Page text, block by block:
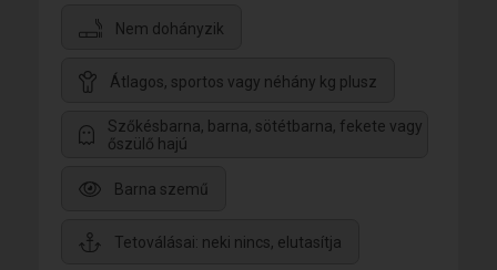
Nem dohányzik
Átlagos, sportos vagy néhány kg plusz
Szőkésbarna, barna, sötétbarna, fekete vagy
őszülő hajú
Barna szemű
Tetoválásai: neki nincs, elutasítja